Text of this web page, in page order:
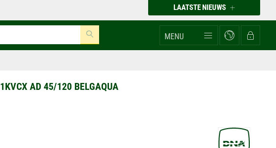
LAATSTE NIEUWS
MENU
1KVCX AD 45/120 BELGAQUA